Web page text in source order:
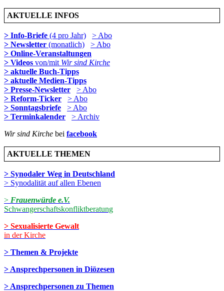
AKTUELLE INFOS
> Info-Briefe (4 pro Jahr)
> Abo
> Newsletter (monatlich)
> Abo
> Online-Veranstaltungen
> Videos von/mit Wir sind Kirche
> aktuelle Buch-Tipps
> aktuelle Medien-Tipps
> Presse-Newsletter
> Abo
> Reform-Ticker
> Abo
> Sonntagsbriefe
> Abo
> Terminkalender
> Archiv
Wir sind Kirche bei facebook
AKTUELLE THEMEN
> Synodaler Weg in Deutschland
> Synodalität auf allen Ebenen
> Frauenwürde e.V.
Schwangerschaftskonfliktberatung
> Sexualisierte Gewalt
in der Kirche
> Themen & Projekte
> Ansprechpersonen in Diözesen
> Ansprechpersonen zu Themen